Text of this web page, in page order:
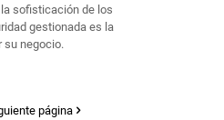
sofisticación de los
gestionada es la
su negocio.
página